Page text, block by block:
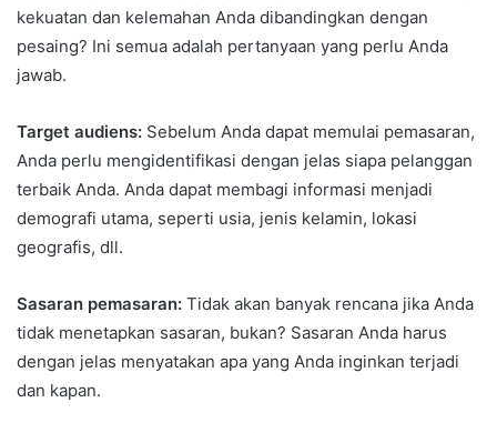
kekuatan dan kelemahan Anda dibandingkan dengan
pesaing? Ini semua adalah pertanyaan yang perlu Anda
jawab.
Target audiens: Sebelum Anda dapat memulai pemasaran,
Anda perlu mengidentifikasi dengan jelas siapa pelanggan
terbaik Anda. Anda dapat membagi informasi menjadi
demografi utama, seperti usia, jenis kelamin, lokasi
geografis, dll.
Sasaran pemasaran: Tidak akan banyak rencana jika Anda
tidak menetapkan sasaran, bukan? Sasaran Anda harus
dengan jelas menyatakan apa yang Anda inginkan terjadi
dan kapan.